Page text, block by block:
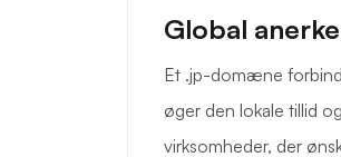
Global
Et .jp-domæne
øger den lokale tillid
virksomheder, der